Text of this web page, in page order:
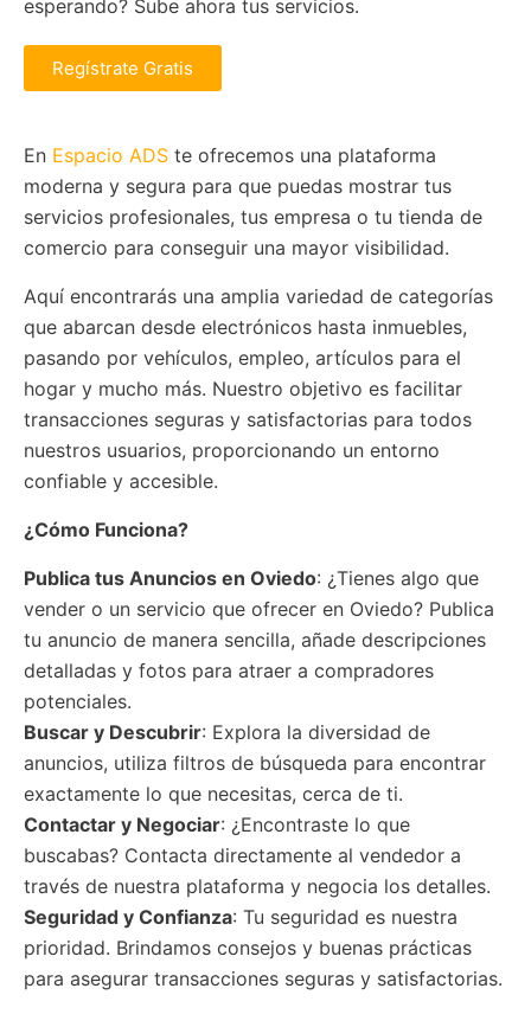
esperando? Sube ahora tus servicios.
Regístrate Gratis
En Espacio ADS te ofrecemos una plataforma
moderna y segura para que puedas mostrar tus
servicios profesionales, tus empresa o tu tienda de
comercio para conseguir una mayor visibilidad.
Aquí encontrarás una amplia variedad de categorías
que abarcan desde electrónicos hasta inmuebles,
pasando por vehículos, empleo, artículos para el
hogar y mucho más. Nuestro objetivo es facilitar
transacciones seguras y satisfactorias para todos
nuestros usuarios, proporcionando un entorno
confiable y accesible.
¿Cómo Funciona?
Publica tus Anuncios en Oviedo: ¿Tienes algo que
vender o un servicio que ofrecer en Oviedo? Publica
tu anuncio de manera sencilla, añade descripciones
detalladas y fotos para atraer a compradores
potenciales.
Buscar y Descubrir: Explora la diversidad de
anuncios, utiliza filtros de búsqueda para encontrar
exactamente lo que necesitas, cerca de ti.
Contactar y Negociar: ¿Encontraste lo que
buscabas? Contacta directamente al vendedor a
través de nuestra plataforma y negocia los detalles.
Seguridad y Confianza: Tu seguridad es nuestra
prioridad. Brindamos consejos y buenas prácticas
para asegurar transacciones seguras y satisfactorias.